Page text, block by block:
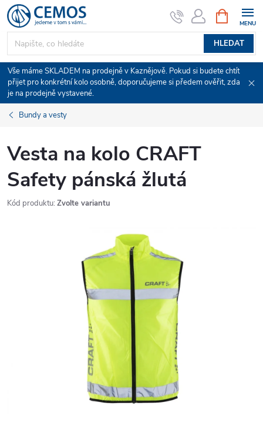
Přejít
na
obsah
HLEDAT
NÁKUPNÍ
KOŠÍK
Vše máme SKLADEM na prodejně v Kaznějově. Pokud si budete chtít
přijet pro konkrétní kolo osobně, doporučujeme si předem ověřit, zda
je na prodejně vystavené.
Bundy a vesty
Vesta na kolo CRAFT
Safety pánská žlutá
Kód produktu: Zvolte variantu